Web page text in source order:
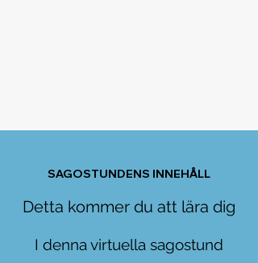
SAGOSTUNDENS INNEHÅLL
Detta kommer du att lära dig
I denna virtuella sagostund